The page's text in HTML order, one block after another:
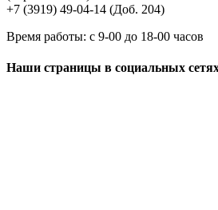
Время работы:с 9-00 до 18-00 часов
Наши страницы в социальных сетях: